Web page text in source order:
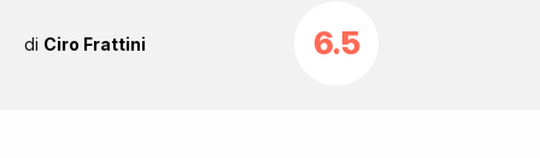
di Ciro Frattini 6.5